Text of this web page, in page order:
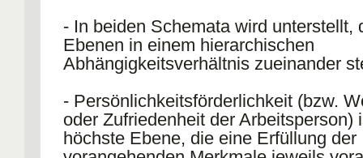
- In beiden Schemata wird unterstellt,
Ebenen in einem hierarchischen
Abhängigkeitsverhältnis zueinander
- Persönlichkeitsförderlichkeit (bzw.
oder Zufriedenheit der Arbeitsperson)
höchste Ebene, die eine Erfüllung der